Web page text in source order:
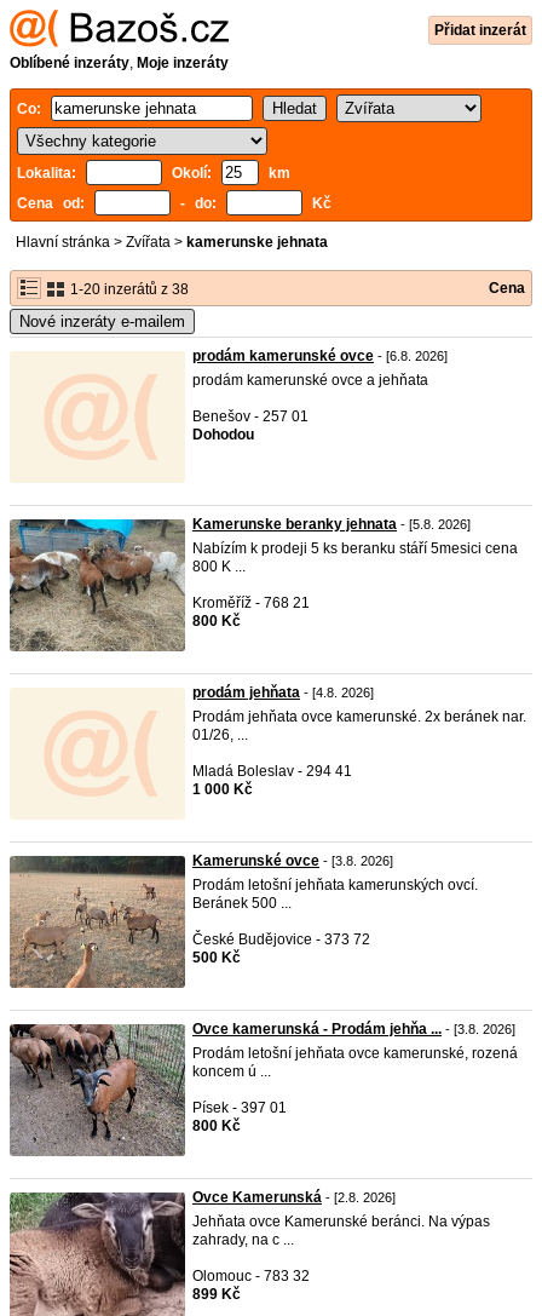
Přidat inzerát
Oblíbené inzeráty, Moje inzeráty
Co:
Lokalita: Okolí:
km
Cena od:
- do: Kč
Hlavní stránka > Zvířata > kamerunske jehnata
1-20 inzerátů z 38 Cena
Nové inzeráty e-mailem
prodám kamerunské ovce - [6.8. 2026]
prodám kamerunské ovce a jehňata
Benešov - 257 01
Dohodou
Kamerunske beranky jehnata - [5.8. 2026]
Nabízím k prodeji 5 ks beranku stáří 5mesici cena
800 K ...
Kroměříž - 768 21
800 Kč
prodám jehňata - [4.8. 2026]
Prodám jehňata ovce kamerunské. 2x beránek nar.
01/26, ...
Mladá Boleslav - 294 41
1 000 Kč
Kamerunské ovce - [3.8. 2026]
Prodám letošní jehňata kamerunských ovcí.
Beránek 500 ...
České Budějovice - 373 72
500 Kč
Ovce kamerunská - Prodám jehňa ... - [3.8. 2026]
Prodám letošní jehňata ovce kamerunské, rozená
koncem ú ...
Písek - 397 01
800 Kč
Ovce Kamerunská - [2.8. 2026]
Jehňata ovce Kamerunské beránci. Na výpas
zahrady, na c ...
Olomouc - 783 32
899 Kč